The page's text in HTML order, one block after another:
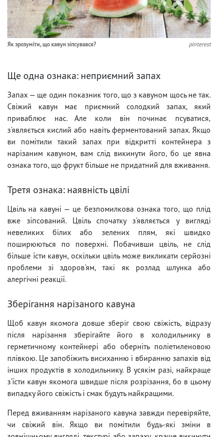
Як зрозуміти, що кавун зіпсувався? pinterest
Ще одна ознака: неприємний запах
Запах — ще один показник того, що з кавуном щось не так.
Свіжий кавун має приємний солодкий запах, який
приваблює нас. Але коли він починає псуватися,
з'являється кислий або навіть ферментований запах. Якщо
ви помітили такий запах при відкритті контейнера з
нарізаним кавуном, вам слід викинути його, бо це явна
ознака того, що фрукт більше не придатний для вживання.
Третя ознака: наявність цвілі
Цвіль на кавуні — це безпомилкова ознака того, що плід
вже зіпсований. Цвіль спочатку з'являється у вигляді
невеликих білих або зелених плям, які швидко
поширюються по поверхні. Побачивши цвіль, не слід
більше їсти кавун, оскільки цвіль може викликати серйозні
проблеми зі здоров'ям, такі як розлад шлунка або
алергічні реакції.
Зберігання нарізаного кавуна
Щоб кавун якомога довше зберіг свою свіжість, відразу
після нарізання зберігайте його в холодильнику в
герметичному контейнері або оберніть поліетиленовою
плівкою. Це запобіжить висиханню і вбиранню запахів від
інших продуктів в холодильнику. В усякім разі, найкраще
з'їсти кавун якомога швидше після розрізання, бо в цьому
випадку його свіжість і смак будуть найкращими.
Перед вживанням нарізаного кавуна завжди перевіряйте,
чи свіжий він. Якщо ви помітили будь-які зміни в